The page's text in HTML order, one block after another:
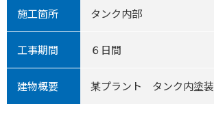
施工箇所 タンク内部
工事期間 ６日間
建物概要 某プラント タンク内塗装